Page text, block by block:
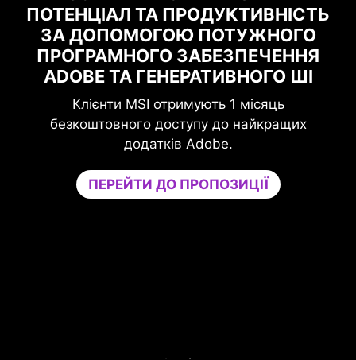
МАКСИМІЗУЙТЕ СВОЮ ІГРОВУ
ПРОДУКТИВНІСТЬ ЗА
ДОПОМОГОЮ NORTON GAME
OPTIMIZER
Підвищіть свій захист без шкоди для гри.
Game Optimizer виділяє потужність ЦП,
необхідну для оптимальної продуктивності у
вашій грі, ізолюючи несуттєві програми на
окреме ядро ЦП. Підвищуйте продуктивність